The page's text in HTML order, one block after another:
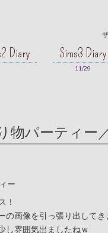
Diary Sims3 Diary
11/29
物パーティー
！
画像を引っ張り出してき
し雰囲気出ましたねｗ